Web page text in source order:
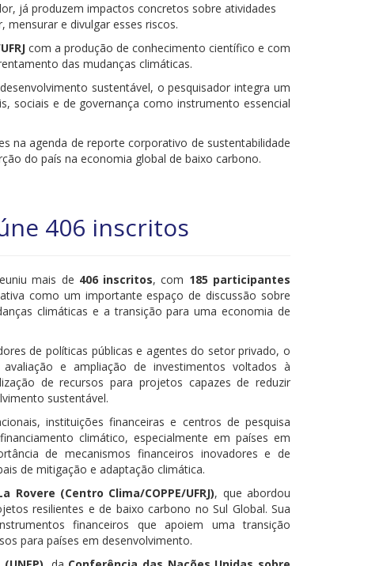
já produzem impactos concretos sobre atividades
e divulgar esses riscos.
com a produção de conhecimento científico e com
das mudanças climáticas.
sustentável, o pesquisador integra um
sociais e de governança como instrumento essencial
na agenda de reporte corporativo de sustentabilidade
do país na economia global de baixo carbono.
406 inscritos
mais de 406 inscritos, com 185 participantes
como um importante espaço de discussão sobre
climáticas e a transição para uma economia de
de políticas públicas e agentes do setor privado, o
e ampliação de investimentos voltados à
de recursos para projetos capazes de reduzir
sustentável.
instituições financeiras e centros de pesquisa
climático, especialmente em países em
de mecanismos financeiros inovadores e de
de mitigação e adaptação climática.
Rovere (Centro Clima/COPPE/UFRJ), que abordou
resilientes e de baixo carbono no Sul Global. Sua
financeiros que apoiem uma transição
para países em desenvolvimento.